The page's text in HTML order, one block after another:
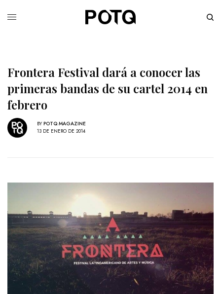
Frontera Festival dará a conocer las
primeras bandas de su cartel 2014 en
febrero
BY POTQ MAGAZINE
13 DE ENERO DE 2014